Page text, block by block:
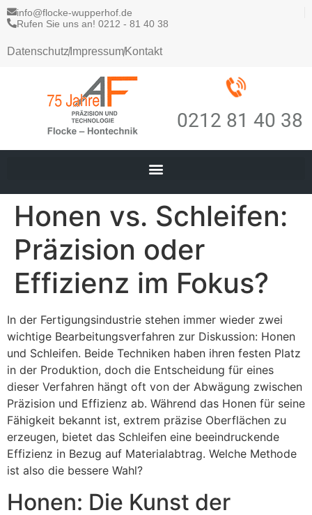
info@flocke-wupperhof.de
Rufen Sie uns an! 0212 - 81 40 38
DatenschutzImpressumKontakt
0212 81 40 38
Honen vs. Schleifen:
Präzision oder
Effizienz im Fokus?
In der Fertigungsindustrie stehen immer wieder zwei
wichtige Bearbeitungsverfahren zur Diskussion: Honen
und Schleifen. Beide Techniken haben ihren festen Platz
in der Produktion, doch die Entscheidung für eines
dieser Verfahren hängt oft von der Abwägung zwischen
Präzision und Effizienz ab. Während das Honen für seine
Fähigkeit bekannt ist, extrem präzise Oberflächen zu
erzeugen, bietet das Schleifen eine beeindruckende
Effizienz in Bezug auf Materialabtrag. Welche Methode
ist also die bessere Wahl?
Honen: Die Kunst der